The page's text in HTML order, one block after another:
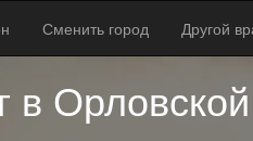
Сменить город Другой
в